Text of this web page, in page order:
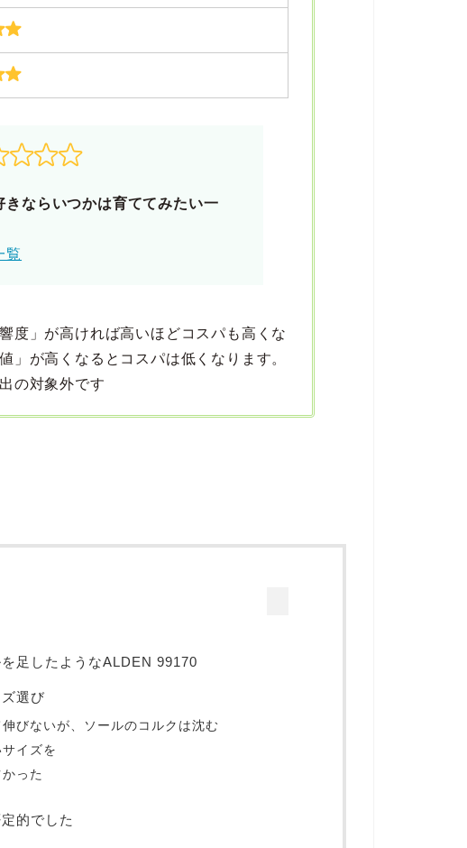
ならいつかは育ててみたい一
覧
度」が高ければ高いほどコスパも高くな
」が高くなるとコスパは低くなります。
の対象外です
足したようなALDEN 99170
選び
びないが、ソールのコルクは沈む
イズを
った
的でした